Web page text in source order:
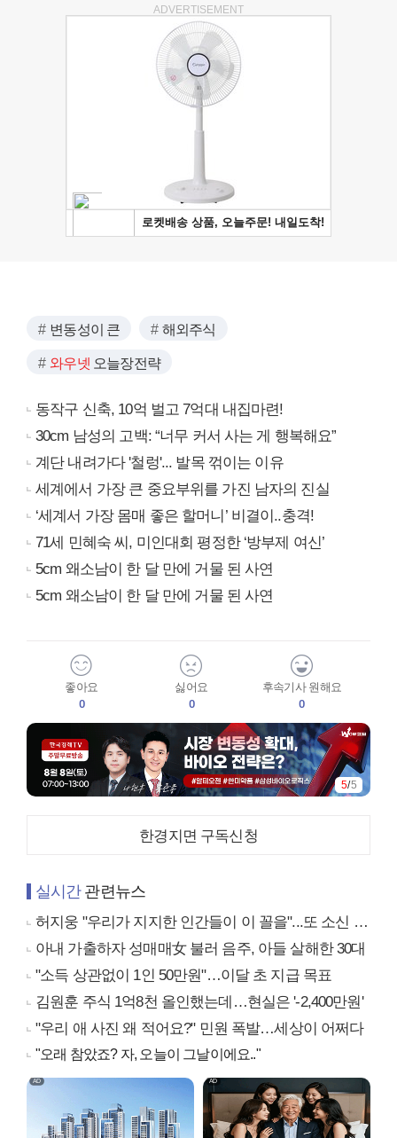
ADVERTISEMENT
변동성이 큰 해외주식
와우넷 오늘장전략
동작구 신축, 10억 벌고 7억대 내집마련!
30cm 남성의 고백: “너무 커서 사는 게 행복해요”
계단 내려가다 '철렁'... 발목 꺾이는 이유
세계에서 가장 큰 중요부위를 가진 남자의 진실
‘세계서 가장 몸매 좋은 할머니’ 비결이..충격!
71세 민혜숙 씨, 미인대회 평정한 ‘방부제 여신’
5cm 왜소남이 한 달 만에 거물 된 사연
5cm 왜소남이 한 달 만에 거물 된 사연
좋아요
0
싫어요
0
후속기사 원해요
0
5/5
한경지면 구독신청
실시간관련뉴스
허지웅 "우리가 지지한 인간들이 이 꼴을"...또 소신 발언
아내 가출하자 성매매女 불러 음주, 아들 살해한 30대
"소득 상관없이 1인 50만원"…이달 초 지급 목표
김원훈 주식 1억8천 올인했는데…현실은 '-2,400만원'
"우리 애 사진 왜 적어요?" 민원 폭발…세상이 어쩌다
"오래 참았죠? 자, 오늘이 그날이에요.."